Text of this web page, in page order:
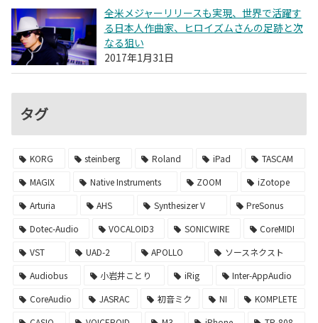
全米メジャーリリースも実現、世界で活躍す
る日本人作曲家、ヒロイズムさんの足跡と次
なる狙い
2017年1月31日
タグ
KORG steinberg Roland iPad
TASCAM
MAGIX
Native Instruments ZOOM
iZotope
Arturia
AHS Synthesizer V
PreSonus
Dotec-Audio
VOCALOID3 SONICWIRE
CoreMIDI
VST
UAD-2 APOLLO
ソースネクスト
Audiobus
小岩井ことり iRig
Inter-AppAudio
CoreAudio
JASRAC 初音ミク NI
KOMPLETE